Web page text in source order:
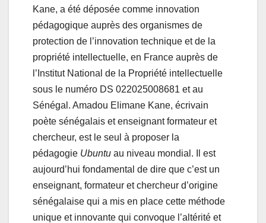
Kane, a été déposée comme innovation
pédagogique auprès des organismes de
protection de l’innovation technique et de la
propriété intellectuelle, en France auprès de
l’Institut National de la Propriété intellectuelle
sous le numéro DS 022025008681 et au
Sénégal. Amadou Elimane Kane, écrivain
poète sénégalais et enseignant formateur et
chercheur, est le seul à proposer la
pédagogie Ubuntu au niveau mondial. Il est
aujourd’hui fondamental de dire que c’est un
enseignant, formateur et chercheur d’origine
sénégalaise qui a mis en place cette méthode
unique et innovante qui convoque l’altérité et